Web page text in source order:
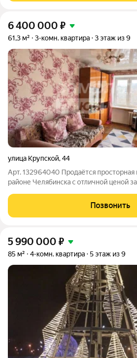
6 400 000 ₽
61,3 м² 3-комн. квартира 3 этаж из 9
улица Крупской,44
Арт. 132964040 Продаётся просторная
районе Челябинска с отличной ценой
квартиру, в том числе
Снижение цены! Квартира
Позвонить
5 990 000 ₽
85 м² 4-комн. квартира 5 этаж из 9